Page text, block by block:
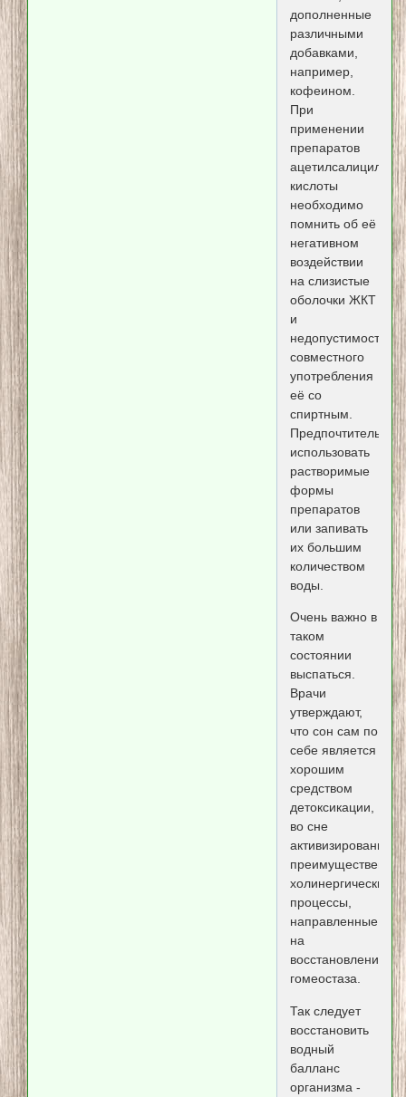
дополненные
различными
добавками,
например,
кофеином.
При
применении
препаратов
кислоты
необходимо
помнить об её
негативном
воздействии
на слизистые
оболочки ЖКТ
и
недопустимости
совместного
употребления
её со
спиртным.
Предпочтительнее
использовать
растворимые
формы
препаратов
или запивать
их большим
количеством
воды.
Очень важно в
таком
состоянии
выспаться.
Врачи
утверждают,
что сон сам по
себе является
хорошим
средством
детоксикации,
во сне
активизированы
преимущественно
холинергические
процессы,
направленные
на
восстановление
гомеостаза.
Так следует
восстановить
водный
балланс
организма -